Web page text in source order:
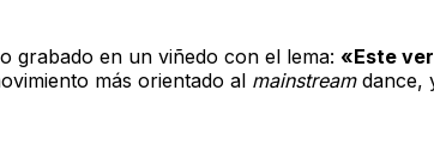
grabado en un viñedo con el lema: «Este
más orientado al mainstreamdance,